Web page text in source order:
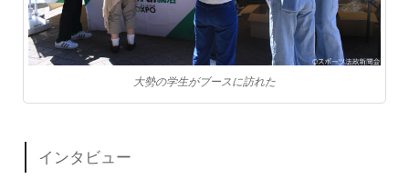
大勢の学生がブースに訪れた
インタビュー